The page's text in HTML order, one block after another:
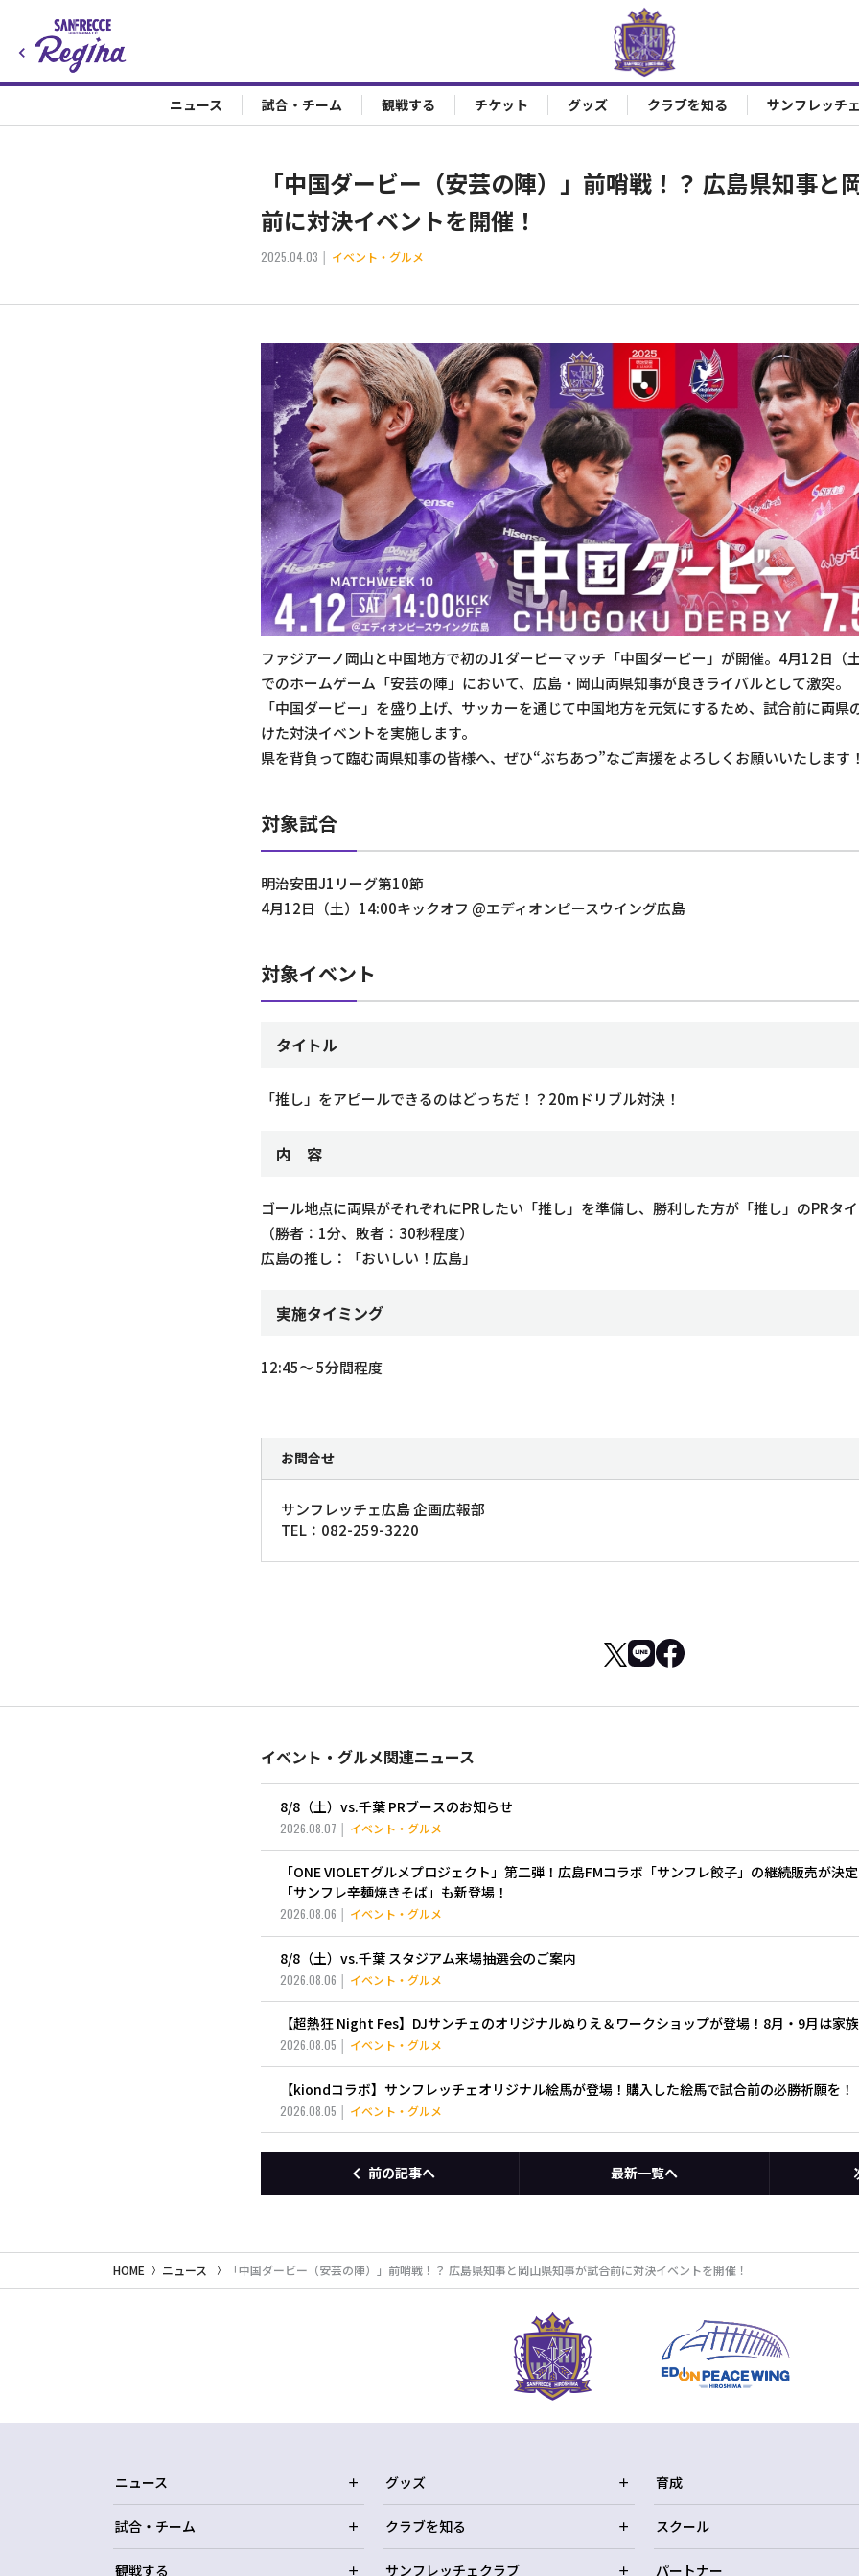
ニュース 試合・チーム 観戦する チケット グッズ クラブを知る サンフレッチ
「中国ダービー（安芸の陣）」前哨戦！？ 広島県知事と
前に対決イベントを開催！
2025.04.03 イベント・グルメ
ファジアーノ岡山と中国地方で初のJ1ダービーマッチ「中国ダービー」が開催。4月12日（
でのホームゲーム「安芸の陣」において、広島・岡山両県知事が良きライバルとして激突。
「中国ダービー」を盛り上げ、サッカーを通じて中国地方を元気にするため、試合前に両県
けた対決イベントを実施します。
県を背負って臨む両県知事の皆様へ、ぜひ“ぶちあつ”なご声援をよろしくお願いいたします！
対象試合
明治安田J1リーグ第10節
4月12日（土）14:00キックオフ @エディオンピースウイング広島
対象イベント
タイトル
「推し」をアピールできるのはどっちだ！？20mドリブル対決！
内 容
ゴール地点に両県がそれぞれにPRしたい「推し」を準備し、勝利した方が「推し」のPRタイ
（勝者：1分、敗者：30秒程度）
広島の推し：「おいしい！広島」
実施タイミング
12:45～ 5分間程度
お問合せ
サンフレッチェ広島 企画広報部
TEL：082-259-3220
イベント・グルメ関連ニュース
8/8（土）vs.千葉 PRブースのお知らせ
2026.08.07 イベント・グルメ
「ONE VIOLETグルメプロジェクト」第二弾！広島FMコラボ「サンフレ餃子」の継続販売が決
「サンフレ辛麺焼きそば」も新登場！
2026.08.06 イベント・グルメ
8/8（土）vs.千葉 スタジアム来場抽選会のご案内
2026.08.06 イベント・グルメ
【超熱狂 Night Fes】DJサンチェのオリジナルぬりえ＆ワークショップが登場！8月・9月は家
2026.08.05 イベント・グルメ
【kiondコラボ】サンフレッチェオリジナル絵馬が登場！購入した絵馬で試合前の必勝祈願を！
2026.08.05 イベント・グルメ
前の記事へ 最新一覧へ
HOME ニュース 「中国ダービー（安芸の陣）」前哨戦！？ 広島県知事と岡山県知事が試合前に対決イベントを開催！
ニュース
試合・チーム
観戦する
グッズ
クラブを知る
サンフレッチェクラブ
育成
スクール
パートナー